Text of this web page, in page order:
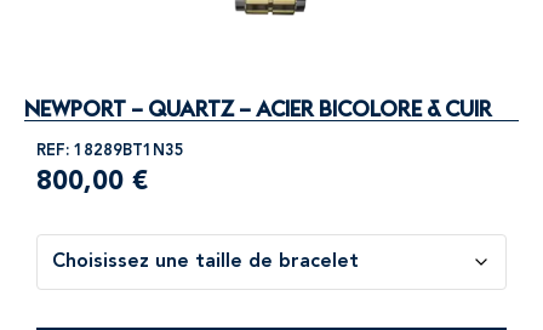
NEWPORT – QUARTZ – ACIER BICOLORE & CUIR
REF: 18289BT1N35
800,00 €